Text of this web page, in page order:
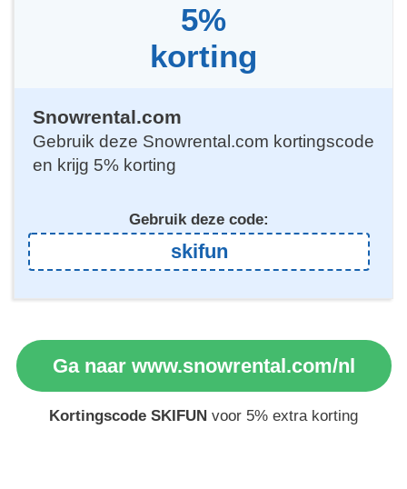
5%
korting
Snowrental.com
Gebruik deze Snowrental.com kortingscode
en krijg 5% korting
skifun
Ga naar www.snowrental.com/nl
Kortingscode SKIFUN voor 5% extra korting